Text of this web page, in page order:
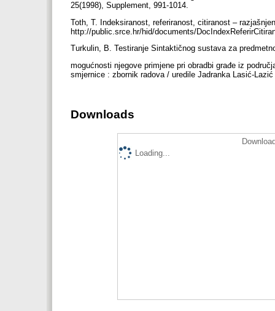
25(1998), Supplement, 991-1014.
Toth, T. Indeksiranost, referiranost, citiranost –
http://public.srce.hr/hid/documents/
Turkulin, B. Testiranje Sintaktičnog sustava za
mogućnosti njegove primjene pri obradbi građe iz
smjernice : zbornik radova / uredile Jadranka Lasić-
Downloads
Loading...